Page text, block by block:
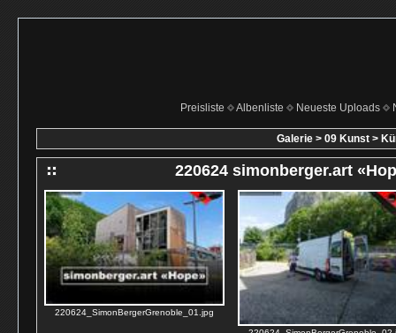
Preisliste Albenliste Neueste Uploads
Galerie> 09 Kunst>
220624 simonberger.art
220624_SimonBergerGrenoble_01.jpg